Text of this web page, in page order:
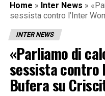
Home » Inter News »
sessista contro l’Inter
INTER NEWS
«Parliamo di
sessista contro
Bufera su